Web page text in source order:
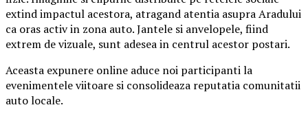
extind impactul acestora, atragand atentia asupra Aradului
ca oras activ in zona auto. Jantele si anvelopele, fiind
extrem de vizuale, sunt adesea in centrul acestor postari.
Aceasta expunere online aduce noi participanti la
evenimentele viitoare si consolideaza reputatia comunitatii
auto locale.